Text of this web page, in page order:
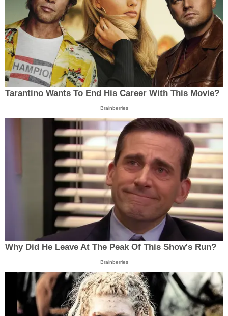
Tarantino Wants To End His Career With This Movie?
Brainberries
Why Did He Leave At The Peak Of This Show's Run?
Brainberries